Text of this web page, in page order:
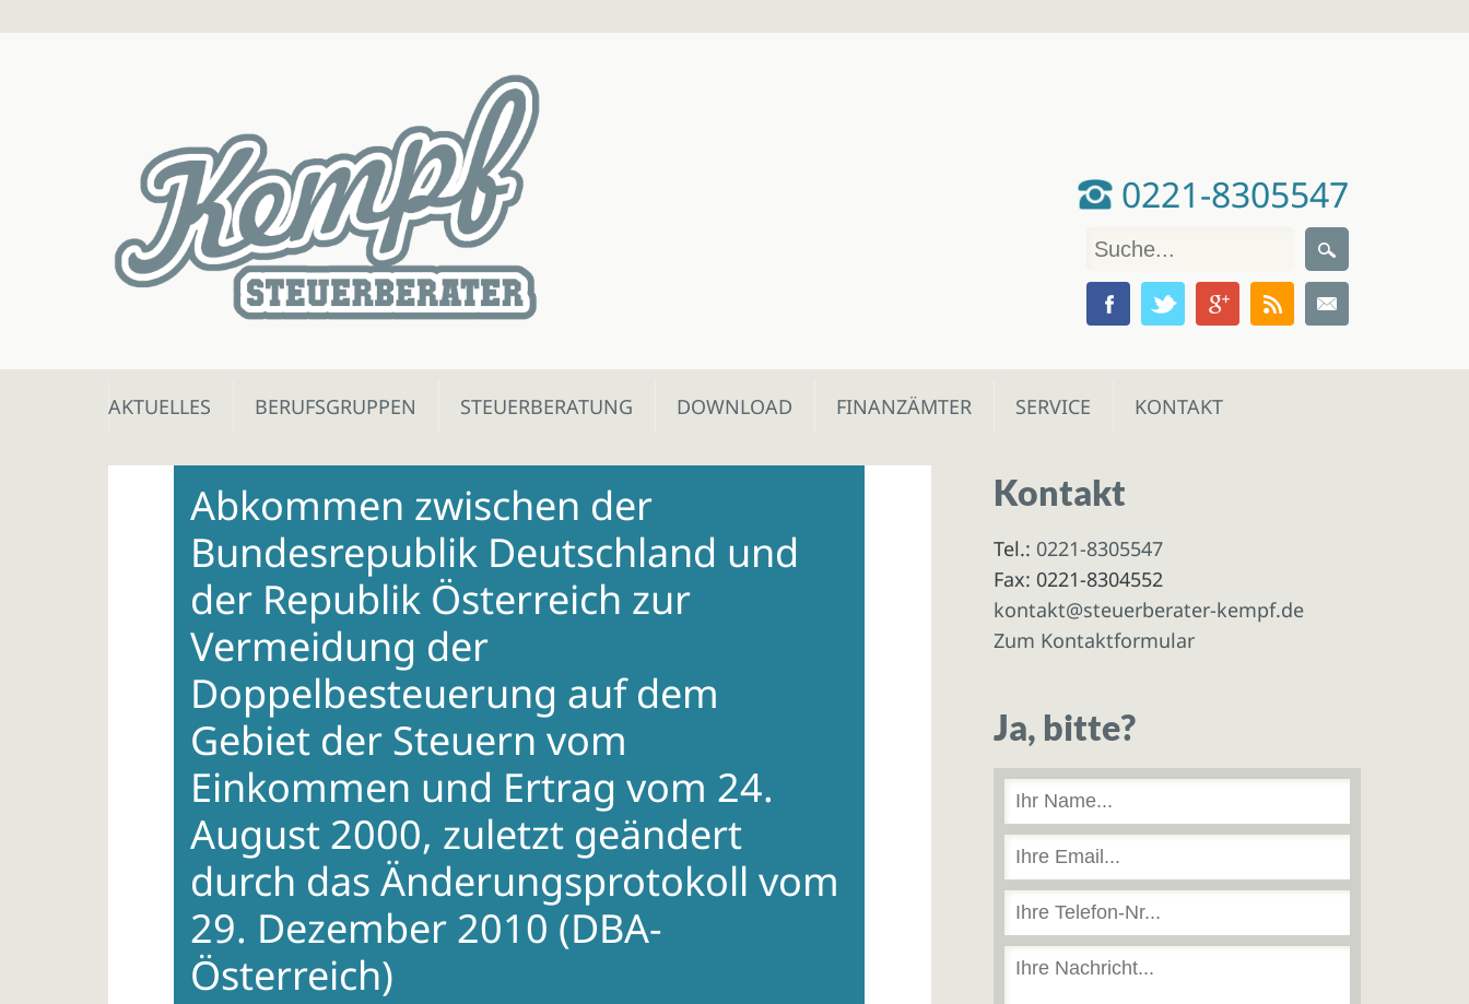
0221-8305547
Skip
AKTUELLES BERUFSGRUPPEN STEUERBERATUNG DOWNLOAD FINANZÄMTER SERVICE KONTAKT
Abkommen zwischen der
Bundesrepublik Deutschland und
der Republik Österreich zur
Vermeidung der
Doppelbesteuerung auf dem
Gebiet der Steuern vom
Einkommen und Ertrag vom 24.
August 2000, zuletzt geändert
durch das Änderungsprotokoll vom
29. Dezember 2010 (DBA-
Österreich)
Kontakt
Tel.: 0221-8305547
Fax: 0221-8304552
kontakt@steuerberater-kempf.de
Zum Kontaktformular
Ja, bitte?